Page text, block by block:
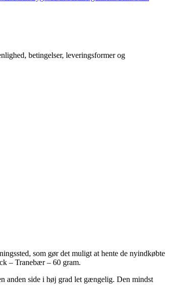
betingelser, leveringsformer og
som gør det muligt at hente de nyindkøbte
– Tranebær – 60 gram.
anden side i høj grad let gængelig. Den mindst